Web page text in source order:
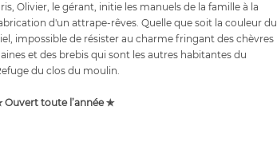
Olivier, le gérant, initie les manuels de la famille à la
d'un attrape-rêves. Quelle que soit la couleur du
impossible de résister au charme fringant des chèvres
et des brebis qui sont les autres habitantes du
du clos du moulin.
Ouvert toute l’année ✯